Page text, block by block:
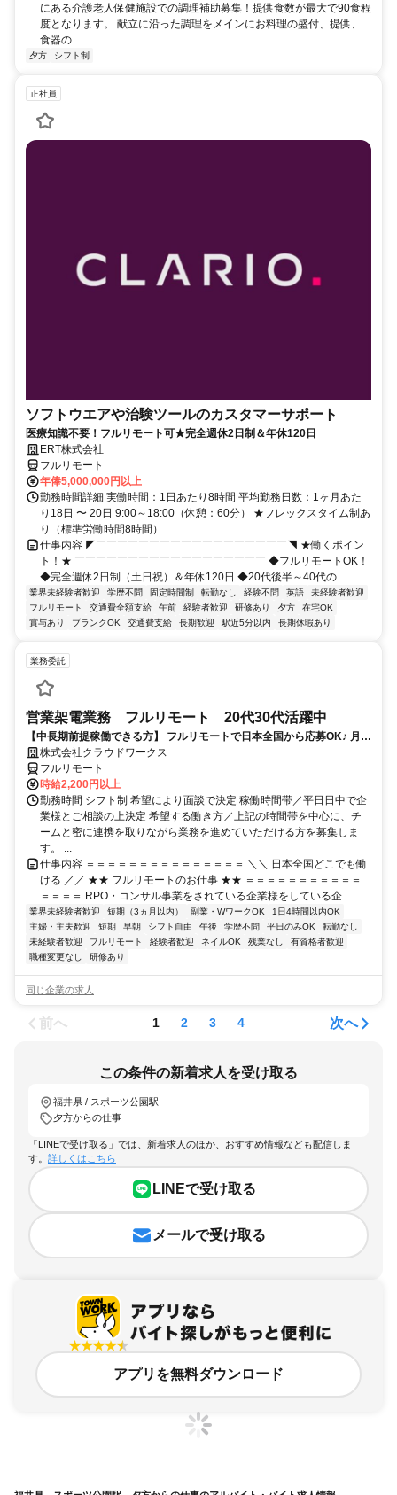
にある介護老人保健施設での調理補助募集！提供食数が最大で90食程
度となります。 献立に沿った調理をメインにお料理の盛付、提供、
食器の...
夕方 シフト制
正社員
ソフトウエアや治験ツールのカスタマーサポート
医療知識不要！フルリモート可★完全週休2日制＆年休120日
ERT株式会社
フルリモート
年俸5,000,000円以上
勤務時間詳細 実働時間：1日あたり8時間 平均勤務日数：1ヶ月あた
り18日 〜 20日 9:00～18:00（休憩：60分） ★フレックスタイム制あ
り（標準労働時間8時間）
仕事内容 ◤￣￣￣￣￣￣￣￣￣￣￣￣￣￣￣￣￣￣◥ ★働くポイン
ト！★ ￣￣￣￣￣￣￣￣￣￣￣￣￣￣￣￣￣￣ ◆フルリモートOK！
◆完全週休2日制（土日祝）＆年休120日 ◆20代後半～40代の...
業界未経験者歓迎 学歴不問 固定時間制 転勤なし 経験不問 英語
未経験者歓迎
フルリモート
交通費全額支給 午前 経験者歓迎 研修あり 夕方
在宅OK
賞与あり
ブランクOK 交通費支給 長期歓迎 駅近5分以内 長期休暇あり
業務委託
営業架電業務 フルリモート 20代30代活躍中
【中長期前提稼働できる方】 フルリモートで日本全国から応募OK♪ 月稼
働40時間で安定収入！
株式会社クラウドワークス
フルリモート
時給2,200円以上
勤務時間 シフト制 希望により面談で決定 稼働時間帯／平日日中で企
業様とご相談の上決定 希望する働き方／上記の時間帯を中心に、チ
ームと密に連携を取りながら業務を進めていただける方を募集しま
す。 ...
仕事内容 ＝＝＝＝＝＝＝＝＝＝＝＝＝＝＝ ＼＼ 日本全国どこでも働
ける ／／ ★★ フルリモートのお仕事 ★★ ＝＝＝＝＝＝＝＝＝＝＝
＝＝＝＝ RPO・コンサル事業をされている企業様をしている企...
業界未経験者歓迎 短期（3ヵ月以内） 副業・WワークOK
1日4時間以内OK
主婦・主夫歓迎
短期 早朝 シフト自由 午後 学歴不問 平日のみOK
転勤なし
未経験者歓迎
フルリモート 経験者歓迎 ネイルOK 残業なし
有資格者歓迎
職種変更なし
研修あり
同じ企業の求人
前へ 1 2 3 4 次へ
この条件の新着求人を受け取る
福井県 / スポーツ公園駅
夕方からの仕事
「LINEで受け取る」では、新着求人のほか、おすすめ情報なども配信しま
す。 詳しくはこちら
LINEで受け取る
メールで受け取る
アプリを無料ダウンロード